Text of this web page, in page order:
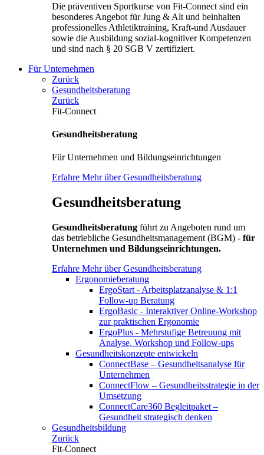
Die präventiven Sportkurse von Fit-Connect sind ein
besonderes Angebot für Jung & Alt und beinhalten
professionelles Athletiktraining, Kraft-und Ausdauer
sowie die Ausbildung sozial-kognitiver Kompetenzen
und sind nach § 20 SGB V zertifiziert.
Für Unternehmen
Zurück
Gesundheitsberatung
Zurück
Fit-Connect
Gesundheitsberatung
Für Unternehmen und Bildungseinrichtungen
Erfahre Mehr über Gesundheitsberatung
Gesundheitsberatung
Gesundheitsberatung führt zu Angeboten rund um
das betriebliche Gesundheitsmanagement (BGM) - für
Unternehmen und Bildungseinrichtungen.
Erfahre Mehr über Gesundheitsberatung
Ergonomieberatung
ErgoStart - Arbeitsplatzanalyse & 1:1
Follow-up Beratung
ErgoBasic - Interaktiver Online-Workshop
zur praktischen Ergonomie
ErgoPlus - Mehrstufige Betreuung mit
Analyse, Workshop und Follow-ups
Gesundheitskonzepte entwickeln
ConnectBase – Gesundheitsanalyse für
Unternehmen
ConnectFlow – Gesundheitsstrategie in der
Umsetzung
ConnectCare360 Begleitpaket –
Gesundheit strategisch denken
Gesundheitsbildung
Zurück
Fit-Connect